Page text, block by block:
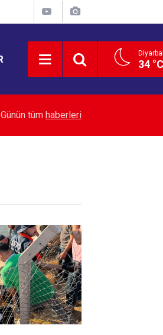
34
ateşkesi 4 binden fazla kez
Günün tüm haberleri